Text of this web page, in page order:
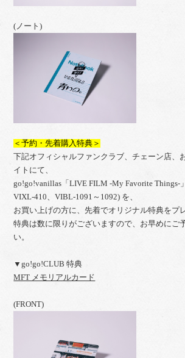
(ノート)
＜予約・先着購入特典＞
下記オフィシャルファンクラブ、チェーン店、
イトにて、
go!go!vanillas「LIVE FILM -My Favorite Things-
VIXL-410、VIBL-1091～1092) を、
お買い上げの方に、先着でオリジナル特典をプ
特典は数に限りがございますので、お早めにご
い。
▼go!go!CLUB 特典
MFT メモリアルカード
(FRONT)